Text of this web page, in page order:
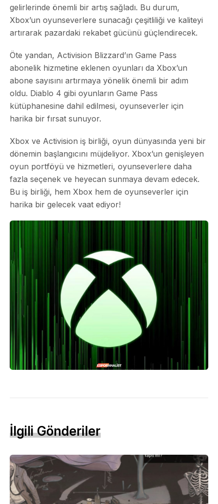
gelirlerinde önemli bir artış sağladı. Bu durum,
Xbox’un oyunseverlere sunacağı çeşitliliği ve kaliteyi
artırarak pazardaki rekabet gücünü güçlendirecek.
Öte yandan, Activision Blizzard’ın Game Pass
abonelik hizmetine eklenen oyunları da Xbox’un
abone sayısını artırmaya yönelik önemli bir adım
oldu. Diablo 4 gibi oyunların Game Pass
kütüphanesine dahil edilmesi, oyunseverler için
harika bir fırsat sunuyor.
Xbox ve Activision iş birliği, oyun dünyasında yeni bir
dönemin başlangıcını müjdeliyor. Xbox’un genişleyen
oyun portföyü ve hizmetleri, oyunseverlere daha
fazla seçenek ve heyecan sunmaya devam edecek.
Bu iş birliği, hem Xbox hem de oyunseverler için
harika bir gelecek vaat ediyor!
İlgili Gönderiler